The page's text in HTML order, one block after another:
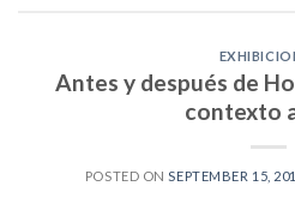
Antes y después de
contexto
POSTED ONSEPTEMBER 15,